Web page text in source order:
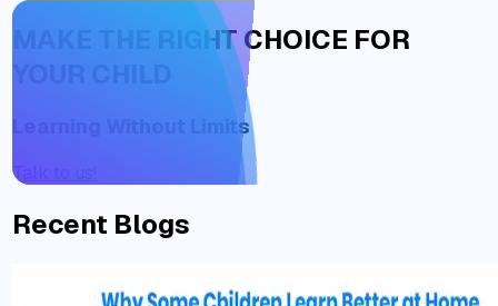
MAKE THE RIGHT CHOICE FOR
YOUR CHILD
Learning Without Limits
Talk to us!
Recent Blogs